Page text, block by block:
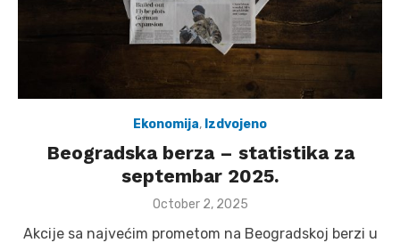
Ekonomija, Izdvojeno
Beogradska berza – statistika za
septembar 2025.
Posted
October 2, 2025
Akcije sa najvećim prometom na Beogradskoj berzi u